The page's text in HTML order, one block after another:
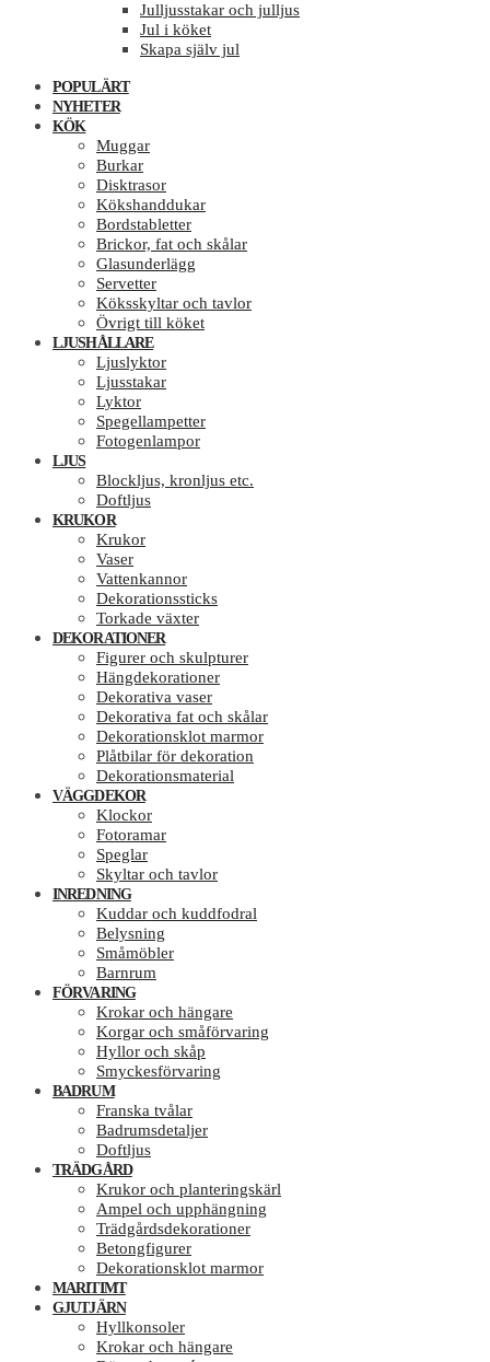
Julljusstakar och julljus
Jul i köket
Skapa själv jul
POPULÄRT
NYHETER
KÖK
Muggar
Burkar
Disktrasor
Kökshanddukar
Bordstabletter
Brickor, fat och skålar
Glasunderlägg
Servetter
Köksskyltar och tavlor
Övrigt till köket
LJUSHÅLLARE
Ljuslyktor
Ljusstakar
Lyktor
Spegellampetter
Fotogenlampor
LJUS
Blockljus, kronljus etc.
Doftljus
KRUKOR
Krukor
Vaser
Vattenkannor
Dekorationssticks
Torkade växter
DEKORATIONER
Figurer och skulpturer
Hängdekorationer
Dekorativa vaser
Dekorativa fat och skålar
Dekorationsklot marmor
Plåtbilar för dekoration
Dekorationsmaterial
VÄGGDEKOR
Klockor
Fotoramar
Speglar
Skyltar och tavlor
INREDNING
Kuddar och kuddfodral
Belysning
Småmöbler
Barnrum
FÖRVARING
Krokar och hängare
Korgar och småförvaring
Hyllor och skåp
Smyckesförvaring
BADRUM
Franska tvålar
Badrumsdetaljer
Doftljus
TRÄDGÅRD
Krukor och planteringskärl
Ampel och upphängning
Trädgårdsdekorationer
Betongfigurer
Dekorationsklot marmor
MARITIMT
GJUTJÄRN
Hyllkonsoler
Krokar och hängare